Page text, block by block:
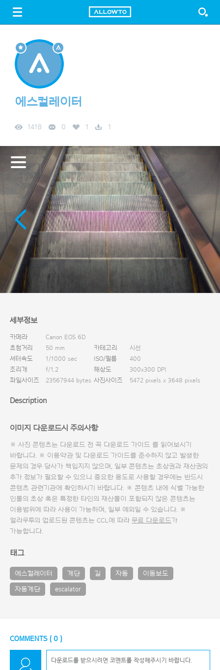
FREE DOWNLOAD
에스컬레이터
1418 0 1 1
세부정보
카메라
Canon EOS 6D
초첨거리
50 mm 카테고리
시선
셔터속도
1/1000 sec ISO/필름
400
조리개
f/1.2 해상도
300x300 DPI
파일사이즈
23567944 bytes 사진사이즈 5472 pixels x 3648 pixels
Description
이미지 다운로드시 주의사항
※ 사진 콘텐츠는 다운로드 전 꼭 다운로드 가이드 를 읽어보시기
바랍니다. ※ 이용약관 및 다운로드 가이드를 준수하지 않고 발생한
문제의 경우 당사가 책임지지 않으며, 일부 콘텐츠는 초상권과 재산권의
추가 정보가 필요할 수 있으니 중요한 용도로 사용할 경우에는 반드시
콘텐츠 관련기관에 확인하시기 바랍니다. ※ 콘텐츠 내에 식별 가능한
인물의 초상 혹은 특정한 타인의 재산물이 포함되지 않은 콘텐츠는
이용범위에 따라 사용이 가능하며, 일부 예외일 수 있습니다. ※
얼라우투의 업로드된 콘텐츠는 CCL에 따라 무료 다운로드가
가능합니다.
태그
에스컬레이터 계단 길 자동 이동보도
자동계단 escalator
COMMENTS ( 0 )